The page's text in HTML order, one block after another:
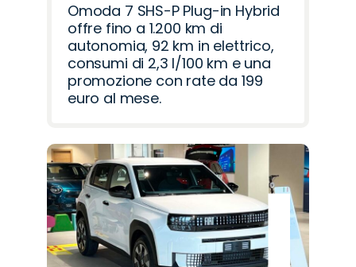
Omoda 7 SHS-P Plug-in Hybrid
offre fino a 1.200 km di
autonomia, 92 km in elettrico,
consumi di 2,3 l/100 km e una
promozione con rate da 199
euro al mese.